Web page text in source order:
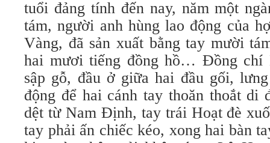
tuổi đảng tính đến nay, năm một
tám, người anh hùng lao động của
Vàng, đã sản xuất bằng tay mười
hai mươi tiếng đồng hồ… Đồng chí
sập gỗ, đầu ở giữa hai đầu gối,
động để hai cánh tay thoăn thoắt di
dệt từ Nam Định, tay trái Hoạt đè
tay phải ấn chiếc kéo, xong hai bàn